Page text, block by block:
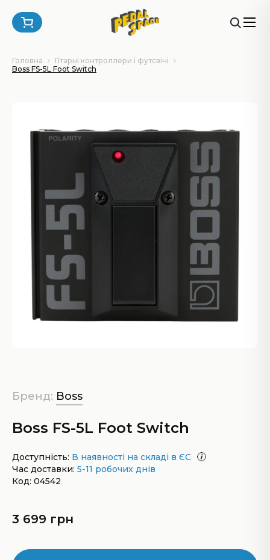
Головна
Гітарні контроллери і футсвічі
Boss FS-5L Foot Switch
Бренд: Boss
Boss FS-5L Foot Switch
Доступність: В наявності на складі в ЄС
Час доставки: 5-11 робочих днів
Код: 04542
3 699 грн